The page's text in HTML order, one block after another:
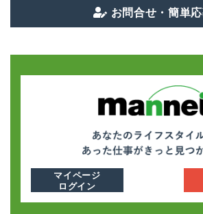
お問合せ・簡単
マイページ
ログイン